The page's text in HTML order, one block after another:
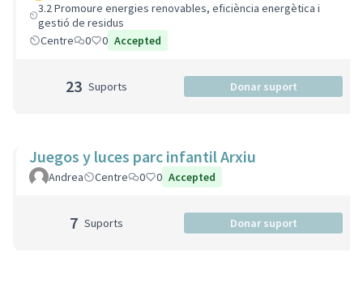
3.2 Promoure energies renovables, eficiència energètica i
gestió de residus
Centre
0 0 Accepted
23 Suports Donar suport
Juegos y luces parc infantil Arxiu
Andrea Centre 0 0 Accepted
7 Suports Donar suport